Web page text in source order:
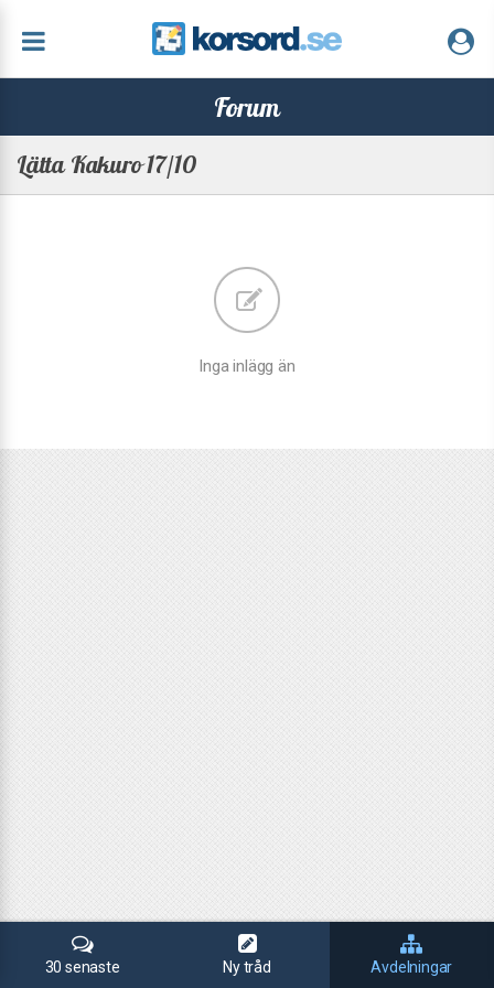
Forum
Lätta Kakuro 17/10
Inga inlägg än
30 senaste Ny tråd Avdelningar